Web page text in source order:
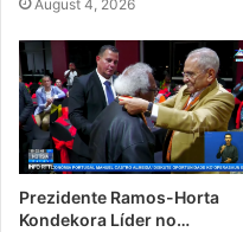
August 4, 2026
Prezidente Ramos-Horta
Kondekora Líder no…